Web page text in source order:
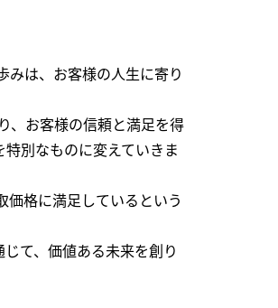
みは、お客様の人生に寄り
、お客様の信頼と満足を得
別なものに変えていきま
格に満足しているという
て、価値ある未来を創り